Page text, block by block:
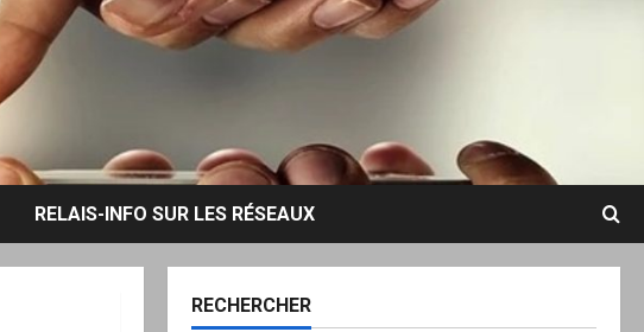
RELAIS-INFO SUR LES RÉSEAUX
RECHERCHER